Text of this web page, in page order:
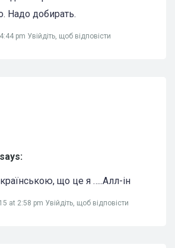
Надо добирать.
pm Увійдіть, щоб відповісти
що це я …..Алл-ін
at 2:58 pm Увійдіть, щоб відповісти